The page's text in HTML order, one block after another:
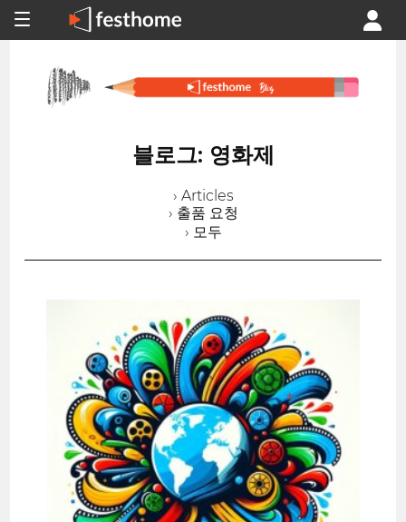
블로그: 영화제
› Articles
› 출품 요청
› 모두